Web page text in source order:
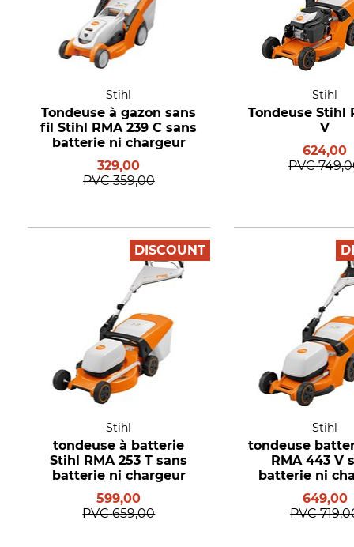
Stihl
Tondeuse à gazon sans
fil Stihl RMA 239 C sans
batterie ni chargeur
329,00
PVC 359,00
Stihl
Tondeuse Stihl
V
624,00
PVC
DISCOUNT
Stihl
tondeuse à batterie
Stihl RMA 253 T sans
batterie ni chargeur
599,00
PVC 659,00
Stihl
tondeuse
RMA 443 V
batterie ni
649,00
PVC